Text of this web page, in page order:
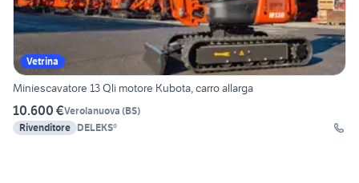
Vetrina
Miniescavatore 13 Qli motore Kubota, carro allarga
10.600 €Verolanuova (BS)
Rivenditore DELEKS®